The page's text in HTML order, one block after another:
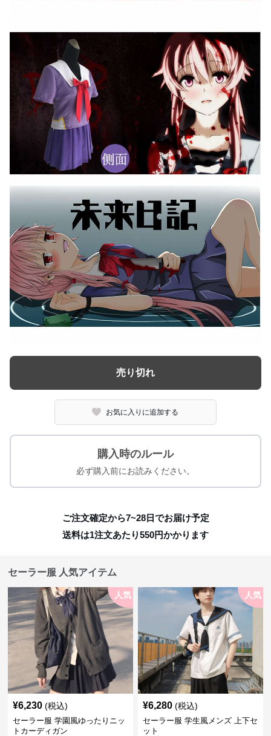
売り切れ
お気に入りに追加する
購入時のルール
必ず購入前にお読みください。
ご注文確定から7~28日でお届け予定
送料は1注文あたり550円かかります
セーラー服 人気アイテム
人気
¥6,230 (税込)
セーラー服 学園風ゆったりニッ
トカーディガン
人気
¥6,280 (税込)
セーラー服 学生風メンズ 上下セ
ット